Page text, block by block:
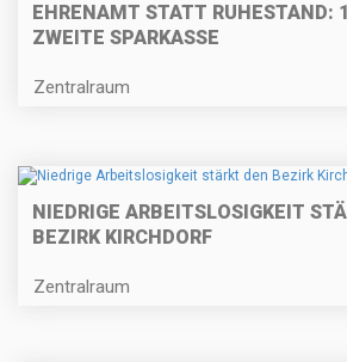
EHRENAMT STATT RUHESTAND:
ZWEITE SPARKASSE
Zentralraum
NIEDRIGE ARBEITSLOSIGKEIT
BEZIRK KIRCHDORF
Zentralraum